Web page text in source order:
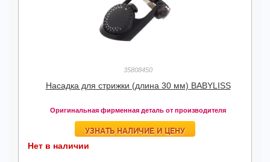
35808450
Насадка для стрижки (длина 30 мм) BABYLISS
Оригинальная фирменная деталь от производителя
УЗНАТЬ НАЛИЧИЕ И ЦЕНУ
Нет в наличии